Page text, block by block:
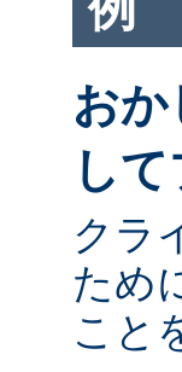
お
し
クラ
ため
こと